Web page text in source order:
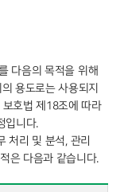
다음의 목적을 위해
용도로는 사용되지
호법 제18조에 따라
입니다.
처리 및 분석, 관리
은 다음과 같습니다.